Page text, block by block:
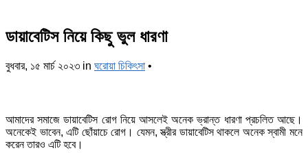
ডায়াবেটিস নিয়ে কিছু ভুল ধারণা
বুধবার, ১৫ মার্চ ২০২৩ in ঘরোয়া চিকিৎসা •
আমাদের সমাজে ডায়াবেটিস রোগ নিয়ে আসলেই অনেক ভ্রান্ত ধারণা প্রচলিত আছে।
অনেকেই ভাবেন, এটি ছোঁয়াচে রোগ। যেমন, স্ত্রীর ডায়াবেটিস থাকলে অনেক স্বামী মনে
করেন তারও এটি হবে।